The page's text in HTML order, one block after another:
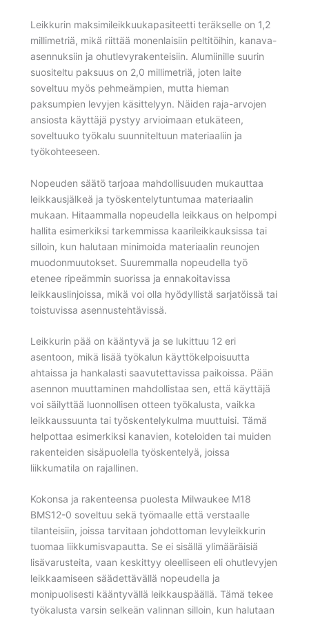
Leikkurin maksimileikkuukapasiteetti teräkselle on 1,2
millimetriä, mikä riittää monenlaisiin peltitöihin, kanava-
asennuksiin ja ohutlevyrakenteisiin. Alumiinille suurin
suositeltu paksuus on 2,0 millimetriä, joten laite
soveltuu myös pehmeämpien, mutta hieman
paksumpien levyjen käsittelyyn. Näiden raja-arvojen
ansiosta käyttäjä pystyy arvioimaan etukäteen,
soveltuuko työkalu suunniteltuun materiaaliin ja
työkohteeseen.
Nopeuden säätö tarjoaa mahdollisuuden mukauttaa
leikkausjälkeä ja työskentelytuntumaa materiaalin
mukaan. Hitaammalla nopeudella leikkaus on helpompi
hallita esimerkiksi tarkemmissa kaarileikkauksissa tai
silloin, kun halutaan minimoida materiaalin reunojen
muodonmuutokset. Suuremmalla nopeudella työ
etenee ripeämmin suorissa ja ennakoitavissa
leikkauslinjoissa, mikä voi olla hyödyllistä sarjatöissä tai
toistuvissa asennustehtävissä.
Leikkurin pää on kääntyvä ja se lukittuu 12 eri
asentoon, mikä lisää työkalun käyttökelpoisuutta
ahtaissa ja hankalasti saavutettavissa paikoissa. Pään
asennon muuttaminen mahdollistaa sen, että käyttäjä
voi säilyttää luonnollisen otteen työkalusta, vaikka
leikkaussuunta tai työskentelykulma muuttuisi. Tämä
helpottaa esimerkiksi kanavien, koteloiden tai muiden
rakenteiden sisäpuolella työskentelyä, joissa
liikkumatila on rajallinen.
Kokonsa ja rakenteensa puolesta Milwaukee M18
BMS12-0 soveltuu sekä työmaalle että verstaalle
tilanteisiin, joissa tarvitaan johdottoman levyleikkurin
tuomaa liikkumisvapautta. Se ei sisällä ylimääräisiä
lisävarusteita, vaan keskittyy oleelliseen eli ohutlevyjen
leikkaamiseen säädettävällä nopeudella ja
monipuolisesti kääntyvällä leikkauspäällä. Tämä tekee
työkalusta varsin selkeän valinnan silloin, kun halutaan